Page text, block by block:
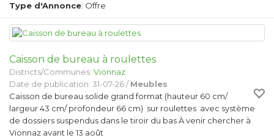
Type d'Annonce: Offre
Caisson de bureau à roulettes
Districts/Communes: Vionnaz
Date de publication: 31-07-26 /Meubles
Caisson de bureau solide grand format (hauteur 60 cm/
largeur 43 cm/ profondeur 66 cm) sur roulettes avec système
de dossiers suspendus dans le tiroir du bas À venir chercher à
Vionnaz avant le 13 août